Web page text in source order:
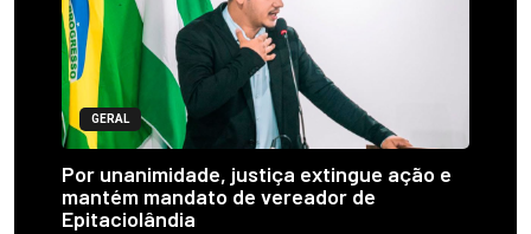
GERAL
Por unanimidade, justiça extingue ação e
mantém mandato de vereador de
Epitaciolândia